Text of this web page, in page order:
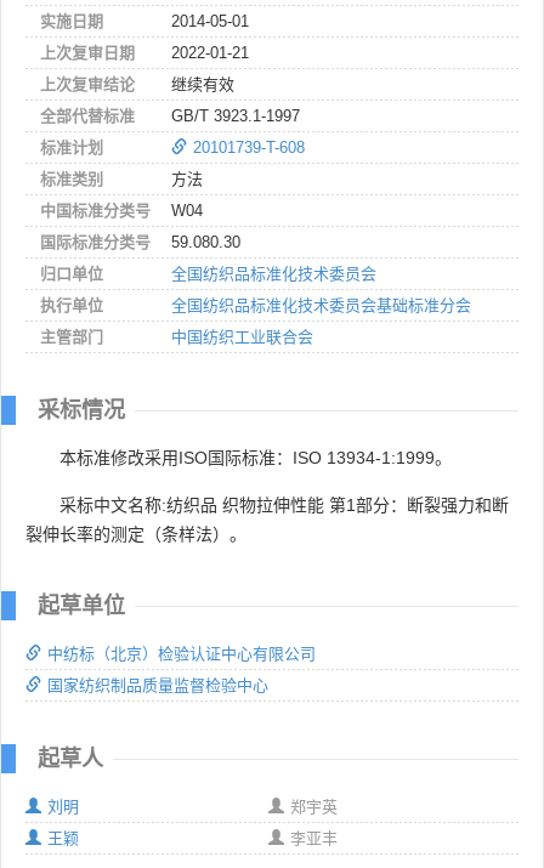
实施日期
2014-05-01
上次复审日期
2022-01-21
上次复审结论
继续有效
全部代替标准
GB/T 3923.1-1997
标准计划
20101739-T-608
标准类别
方法
中国标准分类号
W04
国际标准分类号
59.080.30
归口单位
全国纺织品标准化技术委员会
执行单位
全国纺织品标准化技术委员会基础标准分会
主管部门
中国纺织工业联合会
采标情况
本标准修改采用ISO国际标准：ISO 13934-1:1999。
采标中文名称:纺织品 织物拉伸性能 第1部分：断裂强力和断
裂伸长率的测定（条样法）。
起草单位
中纺标（北京）检验认证中心有限公司
国家纺织制品质量监督检验中心
起草人
刘明
郑宇英
王颖
李亚丰